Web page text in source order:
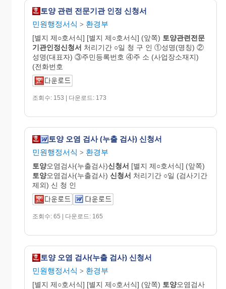
토양 관련 전문기관 인정 신청서
민원행정서식 > 환경부
[별지 제○호서식] [별지 제○호서식] (앞쪽) 토양관련전문
기관인정신청서 처리기간 ○일 청 구 인 ①성명(명칭) ②
성명(대표자) ③주민등록번호 ④주 소 (사업장소재지)
(전화번호
조회수: 153 | 다운로드: 173
토양 오염 검사 (누출 검사) 신청서
민원행정서식 > 환경부
토양오염검사(누출검사)신청서 [별지 제○호서식] (앞쪽)
토양오염검사(누출검사) 신청서 처리기간 ○일 (검사기간
제외) 신 청 인
조회수: 65 | 다운로드: 165
토양 오염 검사(누출 검사) 신청서
민원행정서식 > 환경부
[별지 제○호서식] [별지 제○호서식] (앞쪽) 토양오염검사